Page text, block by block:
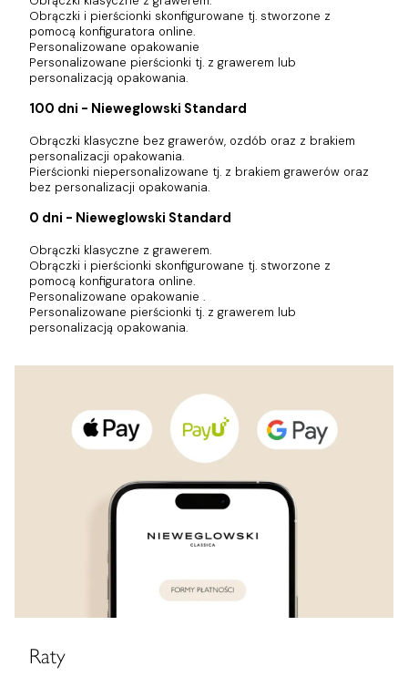
Obrączki i pierścionki skonfigurowane tj. stworzone z
pomocą konfiguratora online.
Personalizowane opakowanie
Personalizowane pierścionki tj. z grawerem lub
personalizacją opakowania.
100 dni - Nieweglowski Standard
Obrączki klasyczne bez grawerów, ozdób oraz z brakiem
personalizacji opakowania.
Pierścionki niepersonalizowane tj. z brakiem grawerów oraz
bez personalizacji opakowania.
0 dni - Nieweglowski Standard
Obrączki klasyczne z grawerem.
Obrączki i pierścionki skonfigurowane tj. stworzone z
pomocą konfiguratora online.
Personalizowane opakowanie .
Personalizowane pierścionki tj. z grawerem lub
personalizacją opakowania.
Raty